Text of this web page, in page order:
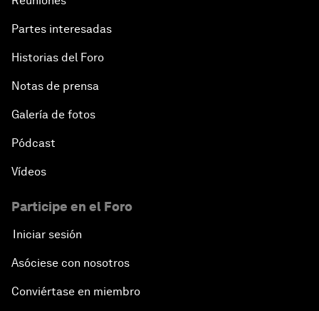
Partes interesadas
Historias del Foro
Notas de prensa
Galería de fotos
Pódcast
Vídeos
Participe en el Foro
Iniciar sesión
Asóciese con nosotros
Conviértase en miembro